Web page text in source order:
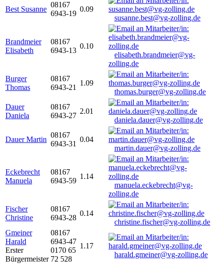
Best Susanne
08167
6943-19
0.09
susanne.best@vg-zolling.de
Brandmeier
Elisabeth
08167
6943-13
0.10
elisabeth.brandmeier@vg-
zolling.de
Burger
Thomas
08167
6943-21
1.09
thomas.burger@vg-zolling.de
Dauer
Daniela
08167
6943-27
2.01
daniela.dauer@vg-zolling.de
Dauer Martin
08167
6943-31
0.04
martin.dauer@vg-zolling.de
Eckebrecht
Manuela
08167
6943-59
1.14
manuela.eckebrecht@vg-
zolling.de
Fischer
Christine
08167
6943-28
0.14
christine.fischer@vg-zolling.de
Gmeiner
Harald
Erster
Bürgermeister
08167
6943-47
0170 65
72 528
1.17
harald.gmeiner@vg-zolling.de